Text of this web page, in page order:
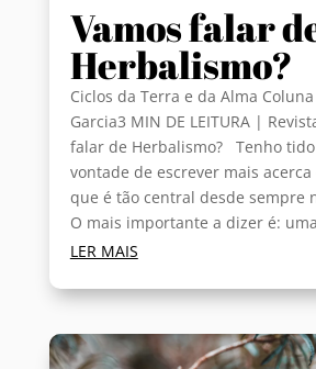
Vamos falar
Herbalismo?
Ciclos da Terra e da Alma
Garcia3 MIN DE LEITURA |
falar de Herbalismo? Tenho
vontade de escrever mais
que é tão central desde sempre
O mais importante a dizer é:
LER MAIS